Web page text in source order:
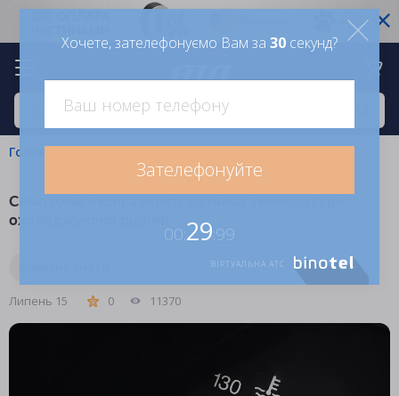
Головна Блог Корисно знати
Симптоми несправності датчика температури
охолоджуючої рідини
Липень 15 0 11370
Хочете, зателефонуємо Вам за 30секунд?
Зателефонуйте
00:29:99
ВІРТУАЛЬНА АТС